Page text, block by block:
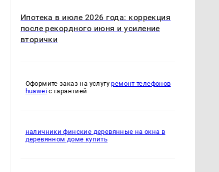
Ипотека в июле 2026 года: коррекция
после рекордного июня и усиление
вторички
Оформите заказ на услугуремонт телефонов
huaweiс гарантией
наличники финские деревянные на окна в
деревянном доме купить